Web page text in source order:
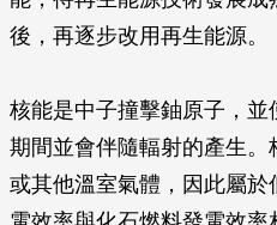
後，再逐步改用再生能源。
核能是中子撞擊鈾原子，並
期間並會伴隨輻射的產生
或其他溫室氣體，因此屬